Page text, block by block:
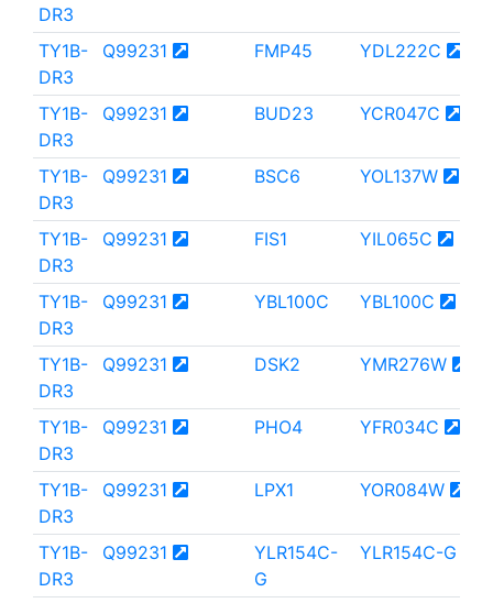
DR3
TY1B-
DR3
Q99231 FMP45 YDL222C
TY1B-
DR3
Q99231 BUD23 YCR047C
TY1B-
DR3
Q99231 BSC6 YOL137W
TY1B-
DR3
Q99231 FIS1 YIL065C
TY1B-
DR3
Q99231 YBL100C YBL100C
TY1B-
DR3
Q99231 DSK2 YMR276W
TY1B-
DR3
Q99231 PHO4 YFR034C
TY1B-
DR3
Q99231 LPX1 YOR084W
TY1B-
DR3
Q99231
YLR154C-
G
YLR154C-G